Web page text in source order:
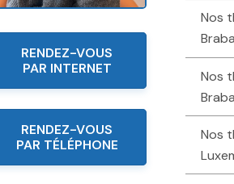
RENDEZ-VOUS
PAR INTERNET
RENDEZ-VOUS
PAR TÉLÉPHONE
Nos
Nos
Nos